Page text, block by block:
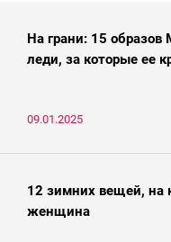
На грани: 15
леди, за которые ее
09.01.2025
12 зимних вещей, на
женщина